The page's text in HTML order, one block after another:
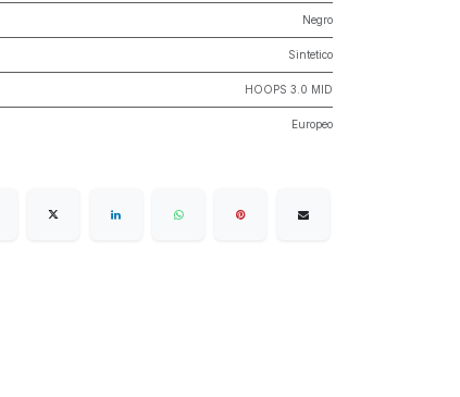
Negro
Sintetico
HOOPS 3.0 MID
Europeo